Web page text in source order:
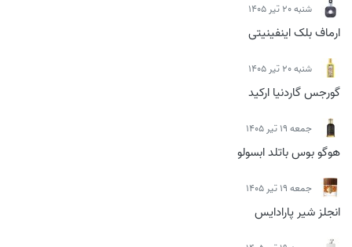
شنبه 20 تیر 1405
ارماف بلک اینفینیتی
شنبه 20 تیر 1405
گورجس گاردنیا ارکید
جمعه 19 تیر 1405
هوگو بوس باتلد ابسولو
جمعه 19 تیر 1405
انجلز شیر پارادایس